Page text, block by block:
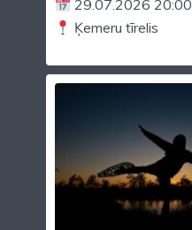
29.07.2026 20:00
Ķemeru tīrelis